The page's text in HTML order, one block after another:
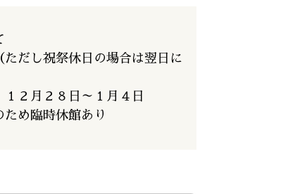
だし祝祭休日の場合は翌日に
２月２８日～１月４日
め臨時休館あり